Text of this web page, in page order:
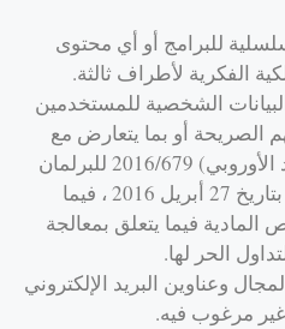
للبرامج أو أي محتوى
الفكرية لأطراف ثالثة.
الشخصية للمستخدمين
الصريحة أو بما يتعارض مع
أحكام اللائحة (الاتحاد الأوروبي) 2016/679 للبرلمان
الأوروبي والمجلس ، بتاريخ 27 أبريل 2016 ، فيما
المادية فيما يتعلق بمعالجة
الحر لها.
وعناوين البريد الإلكتروني
مرغوب فيه.